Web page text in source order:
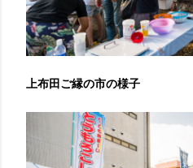
上布田ご縁の市の様子